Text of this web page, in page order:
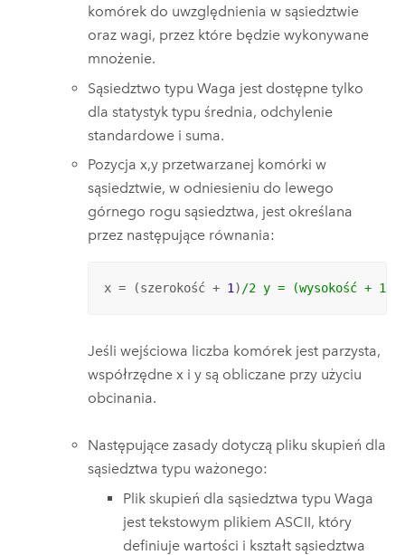
komórek do uwzględnienia w sąsiedztwie
oraz wagi, przez które będzie wykonywane
mnożenie.
Sąsiedztwo typu Waga jest dostępne tylko
dla statystyk typu średnia, odchylenie
standardowe i suma.
Pozycja x,y przetwarzanej komórki w
sąsiedztwie, w odniesieniu do lewego
górnego rogu sąsiedztwa, jest określana
przez następujące równania:
x = (szerokość + 1)/2 y = (wysokość + 1)/
Jeśli wejściowa liczba komórek jest parzysta,
współrzędne x i y są obliczane przy użyciu
obcinania.
Następujące zasady dotyczą pliku skupień dla
sąsiedztwa typu ważonego:
Plik skupień dla sąsiedztwa typu Waga
jest tekstowym plikiem ASCII, który
definiuje wartości i kształt sąsiedztwa